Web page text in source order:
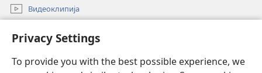
Privacy Settings
To provide you with the best possible experience, we
Видеоклипија
Донацие
(opens